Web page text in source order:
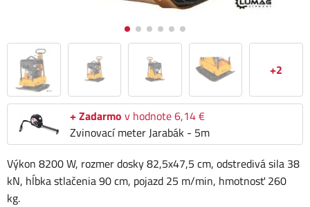
+2
+ Zadarmo v hodnote 6,14 €
Zvinovací meter Jarabák - 5m
Výkon 8200 W, rozmer dosky 82,5x47,5 cm, odstredivá sila 38
kN, hĺbka stlačenia 90 cm, pojazd 25 m/min, hmotnosť 260
kg.